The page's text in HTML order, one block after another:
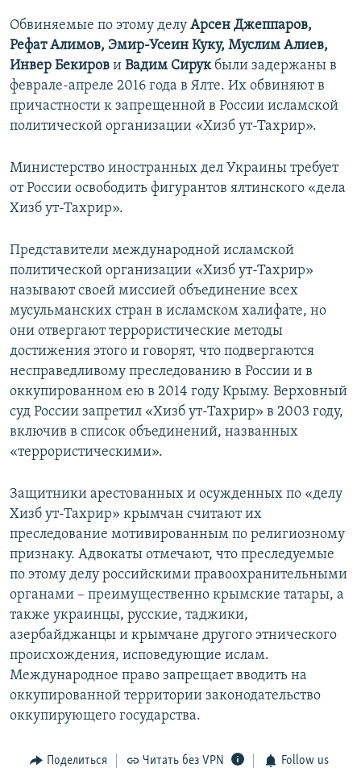
Обвиняемые по этому делу Арсен Джеппаров,
Рефат Алимов, Эмир-Усеин Куку, Муслим Алиев,
Инвер Бекиров и Вадим Сирукбыли задержаны в
феврале-апреле 2016 года в Ялте. Их обвиняют в
причастности к запрещенной в России исламской
политической организации «Хизб ут-Тахрир».
Министерство иностранных дел Украины требует
от России освободить фигурантов ялтинского «дела
Хизб ут-Тахрир».
Представители международной исламской
политической организации «Хизб ут-Тахрир»
называют своей миссией объединение всех
мусульманских стран в исламском халифате, но
они отвергают террористические методы
достижения этого и говорят, что подвергаются
несправедливому преследованию в России и в
оккупированном ею в 2014 году Крыму. Верховный
суд России запретил «Хизб ут-Тахрир» в 2003 году,
включив в список объединений, названных
«террористическими».
Защитники арестованных и осужденных по «делу
Хизб ут-Тахрир» крымчан считают их
преследование мотивированным по религиозному
признаку. Адвокаты отмечают, что преследуемые
по этому делу российскими правоохранительными
органами – преимущественно крымские татары, а
также украинцы, русские, таджики,
азербайджанцы и крымчане другого этнического
происхождения, исповедующие ислам.
Международное право запрещает вводить на
оккупированной территории законодательство
оккупирующего государства.​
Поделиться Читать без VPN Follow us